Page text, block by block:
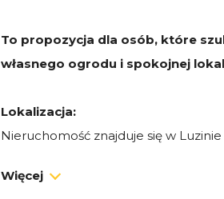
To propozycja dla osób, które
własnego ogrodu i spokojnej
Lokalizacja:
Nieruchomość znajduje się w
Więcej